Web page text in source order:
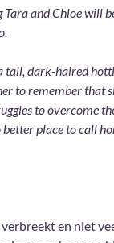
and Chloe will
tall, dark-haired
to remember that
to overcome
better place to call
en niet